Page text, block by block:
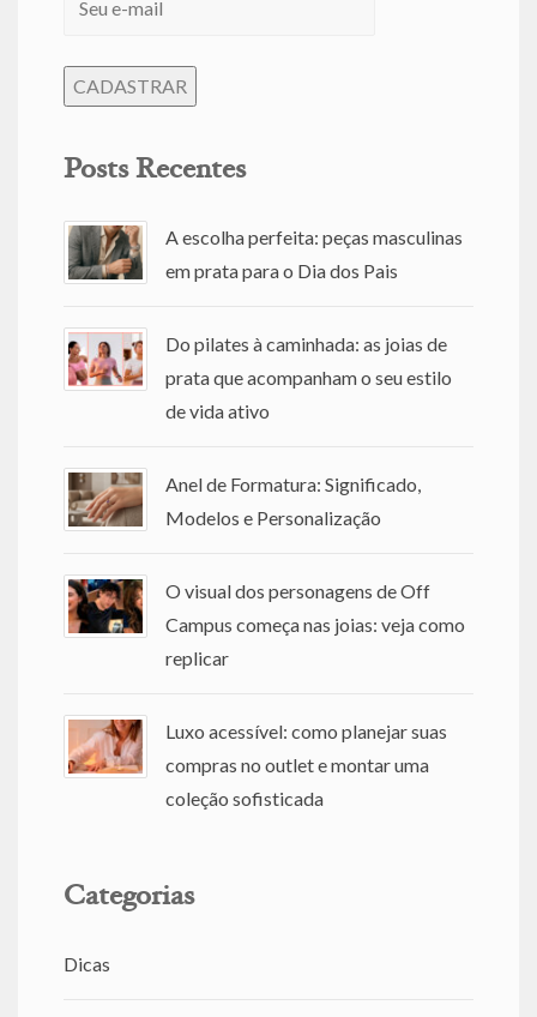
Posts Recentes
A escolha perfeita: peças masculinas
em prata para o Dia dos Pais
Do pilates à caminhada: as joias de
prata que acompanham o seu estilo
de vida ativo
Anel de Formatura: Significado,
Modelos e Personalização
O visual dos personagens de Off
Campus começa nas joias: veja como
replicar
Luxo acessível: como planejar suas
compras no outlet e montar uma
coleção sofisticada
Categorias
Dicas